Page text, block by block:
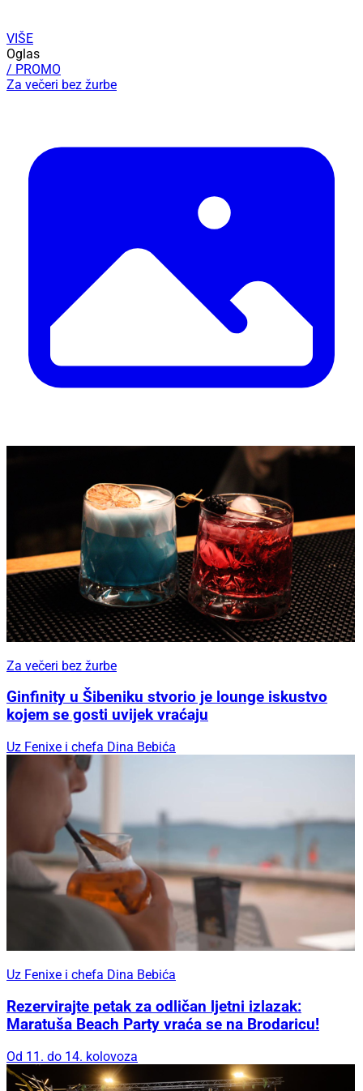
VIŠE
Oglas
/ PROMO
Za večeri bez žurbe
Za večeri bez žurbe
Ginfinity u Šibeniku stvorio je lounge iskustvo
kojem se gosti uvijek vraćaju
Uz Fenixe i chefa Dina Bebića
Uz Fenixe i chefa Dina Bebića
Rezervirajte petak za odličan ljetni izlazak:
Maratuša Beach Party vraća se na Brodaricu!
Od 11. do 14. kolovoza